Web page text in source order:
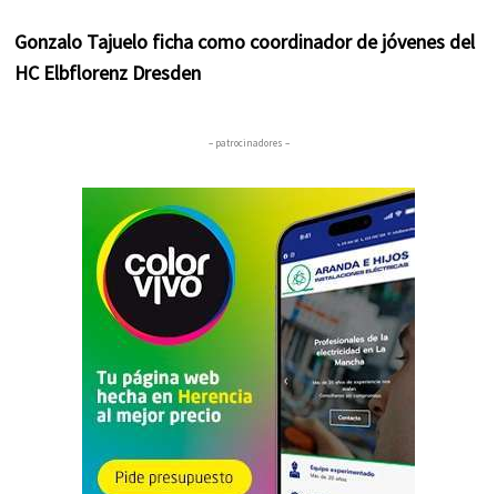
Gonzalo Tajuelo ficha como coordinador de jóvenes del
HC Elbflorenz Dresden
– patrocinadores –